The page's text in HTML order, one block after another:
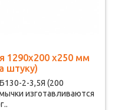
1290х200 х250 мм
штуку)
2-3,5Я (200
изготавливаются